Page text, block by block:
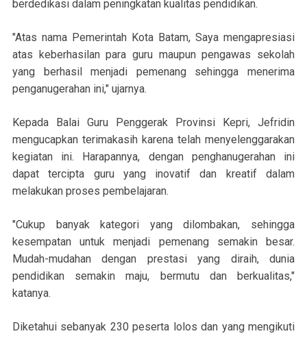
berdedikasi dalam peningkatan kualitas pendidikan.
"Atas nama Pemerintah Kota Batam, Saya mengapresiasi
atas keberhasilan para guru maupun pengawas sekolah
yang berhasil menjadi pemenang sehingga menerima
penganugerahan ini," ujarnya.
Kepada Balai Guru Penggerak Provinsi Kepri, Jefridin
mengucapkan terimakasih karena telah menyelenggarakan
kegiatan ini. Harapannya, dengan penghanugerahan ini
dapat tercipta guru yang inovatif dan kreatif dalam
melakukan proses pembelajaran.
"Cukup banyak kategori yang dilombakan, sehingga
kesempatan untuk menjadi pemenang semakin besar.
Mudah-mudahan dengan prestasi yang diraih, dunia
pendidikan semakin maju, bermutu dan berkualitas,"
katanya.
Diketahui sebanyak 230 peserta lolos dan yang mengikuti